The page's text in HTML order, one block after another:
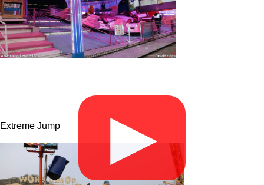
▶
Extreme Jump